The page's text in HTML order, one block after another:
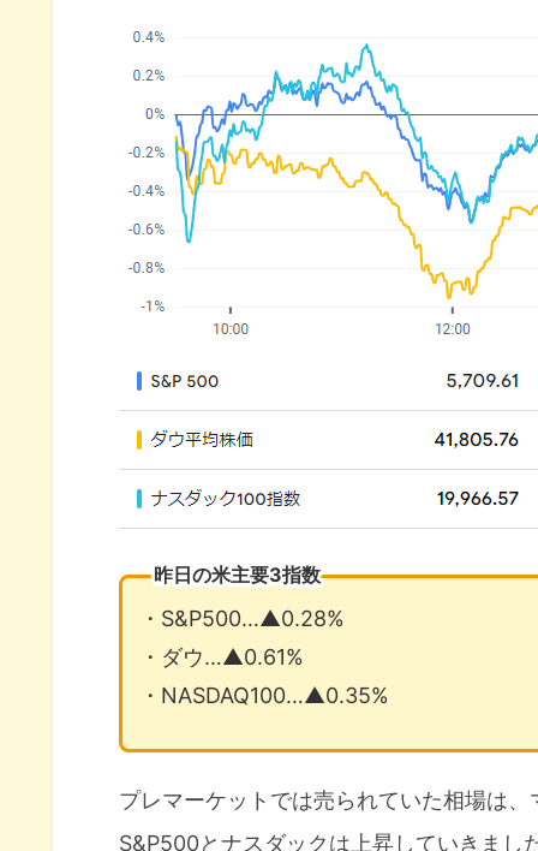
パランティアAI需要で株価爆上
11月の注目イベントについて
まとめ
昨日の米主要3指数
・S&P500…▲0.28%
・ダウ…▲0.61%
・NASDAQ100…▲0.35%
プレマーケットでは売られていた相場は
S&P500とナスダックは上昇していきまし